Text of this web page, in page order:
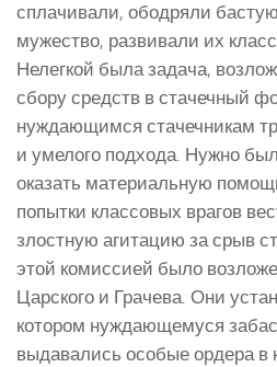
сплачивали, ободряли
мужество, развивали их
Нелегкой была задача,
сбору средств в стачечный
нуждающимся стачечникам
и умелого подхода. Нужно
оказать материальную
попытки классовых врагов
злостную агитацию за срыв
этой комиссией было
Царского и Грачева. Они
котором нуждающемуся
выдавались особые ордера в